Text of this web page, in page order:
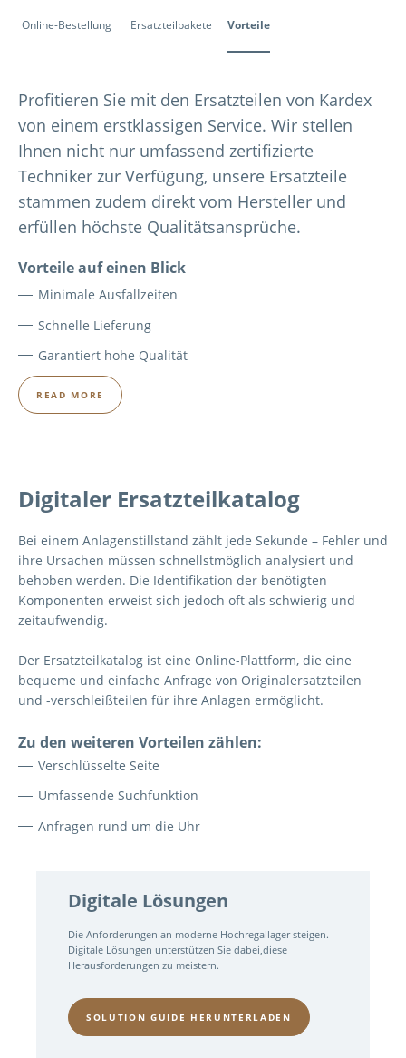
Online-Bestellung Ersatzteilpakete Vorteile
Profitieren Sie mit den Ersatzteilen von Kardex
von einem erstklassigen Service. Wir stellen
Ihnen nicht nur umfassend zertifizierte
Techniker zur Verfügung, unsere Ersatzteile
stammen zudem direkt vom Hersteller und
erfüllen höchste Qualitätsansprüche.
Vorteile auf einen Blick
Minimale Ausfallzeiten
Schnelle Lieferung
Garantiert hohe Qualität
READ MORE
Digitaler Ersatzteilkatalog
Bei einem Anlagenstillstand zählt jede Sekunde – Fehler und
ihre Ursachen müssen schnellstmöglich analysiert und
behoben werden. Die Identifikation der benötigten
Komponenten erweist sich jedoch oft als schwierig und
zeitaufwendig.
Der Ersatzteilkatalog ist eine Online-Plattform, die eine
bequeme und einfache Anfrage von Originalersatzteilen
und -verschleißteilen für ihre Anlagen ermöglicht.
Zu den weiteren Vorteilen zählen:
Verschlüsselte Seite
Umfassende Suchfunktion
Anfragen rund um die Uhr
Digitale Lösungen
Die Anforderungen an moderne Hochregallager steigen.
Digitale Lösungen unterstützen Sie dabei,diese
Herausforderungen zu meistern.
SOLUTION GUIDE HERUNTERLADEN